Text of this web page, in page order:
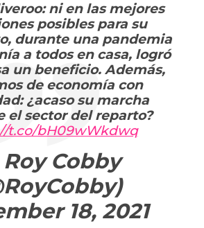
ni en las mejores
posibles para su
durante una pandemia
a todos en casa, logró
un beneficio. Además,
de economía con
¿acaso su marcha
el sector del reparto?
t.co/bH09wWkdwq
Cobby
18, 2021